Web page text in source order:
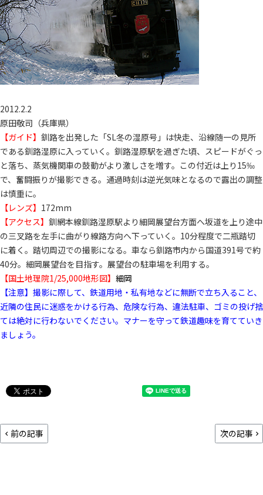
2012.2.2
原田敬司（兵庫県）
【ガイド】 釧路を出発した「SL冬の湿原号」は快走、沿線随一の見所
である釧路湿原に入っていく。釧路湿原駅を過ぎた頃、スピードがぐっ
と落ち、蒸気機関車の鼓動がより激しさを増す。この付近は上り15‰
で、奮闘振りが撮影できる。通過時刻は逆光気味となるので露出の調整
は慎重に。
【レンズ】 172mm
【アクセス】 釧網本線釧路湿原駅より細岡展望台方面へ坂道を上り途中
の三叉路を左手に曲がり線路方向へ下っていく。10分程度で二瓶踏切
に着く。踏切周辺での撮影になる。車なら釧路市内から国道391号で約
40分。細岡展望台を目指す。展望台の駐車場を利用する。
【国土地理院1/25,000地形図】 細岡
【注意】撮影に際して、鉄道用地・私有地などに無断で立ち入ること、
近隣の住民に迷惑をかける行為、危険な行為、違法駐車、ゴミの投げ捨
ては絶対に行わないでください。マナーを守って鉄道趣味を育てていき
ましょう。
前の記事 次の記事